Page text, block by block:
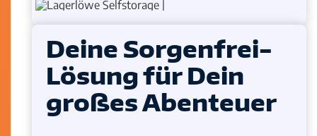
Deine Sorgenfrei-
Lösung für Dein
großes Abenteuer